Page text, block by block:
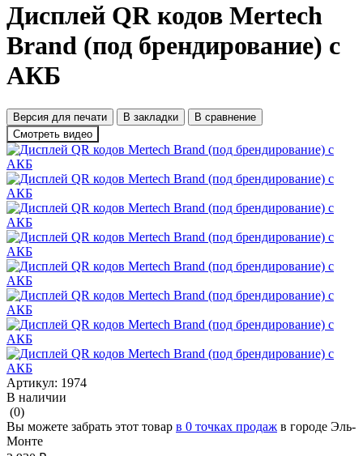
Дисплей QR кодов Mertech
Brand (под брендирование) с
АКБ
Версия для печати В закладки
В сравнение
Смотреть видео
Артикул: 1974
В наличии
(0)
Вы можете забрать этот товар в 0 точках продаж в городе Эль-
Монте